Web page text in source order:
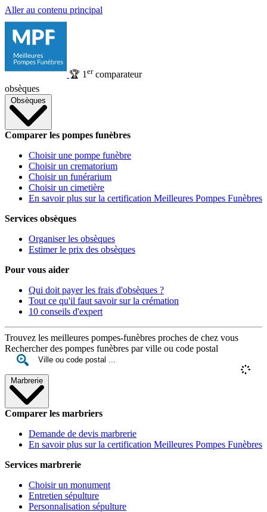
Aller au contenu principal
🏆 1 ercomparateur
obsèques
Obsèques
Comparer les pompes funèbres
Choisir une pompe funèbre
Choisir un crematorium
Choisir un funérarium
Choisir un cimetière
En savoir plus sur la certification Meilleures Pompes Funèbres
Services obsèques
Organiser les obsèques
Estimer le prix des obsèques
Pour vous aider
Qui doit payer les frais d'obsèques ?
Tout ce qu'il faut savoir sur la crémation
10 conseils d'expert
Trouvez les meilleures pompes-funèbres proches de chez vous
Rechercher des pompes funèbres par ville ou code postal
Marbrerie
Comparer les marbriers
Demande de devis marbrerie
En savoir plus sur la certification Meilleures Pompes Funèbres
Services marbrerie
Choisir un monument
Entretien sépulture
Personnalisation sépulture